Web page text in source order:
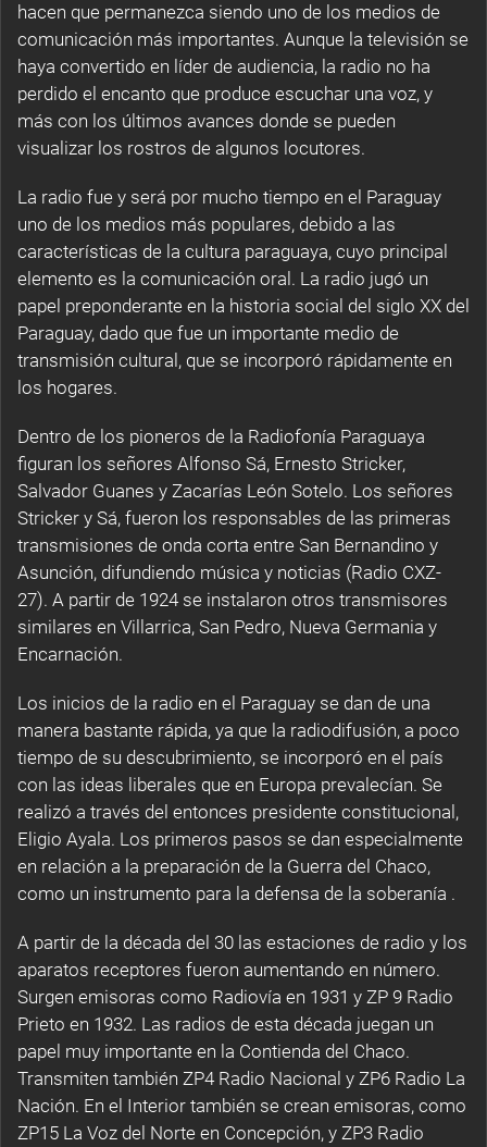
hacen que permanezca siendo uno de los medios de
comunicación más importantes. Aunque la televisión se
haya convertido en líder de audiencia, la radio no ha
perdido el encanto que produce escuchar una voz, y
más con los últimos avances donde se pueden
visualizar los rostros de algunos locutores.
La radio fue y será por mucho tiempo en el Paraguay
uno de los medios más populares, debido a las
características de la cultura paraguaya, cuyo principal
elemento es la comunicación oral. La radio jugó un
papel preponderante en la historia social del siglo XX del
Paraguay, dado que fue un importante medio de
transmisión cultural, que se incorporó rápidamente en
los hogares.
Dentro de los pioneros de la Radiofonía Paraguaya
figuran los señores Alfonso Sá, Ernesto Stricker,
Salvador Guanes y Zacarías León Sotelo. Los señores
Stricker y Sá, fueron los responsables de las primeras
transmisiones de onda corta entre San Bernandino y
Asunción, difundiendo música y noticias (Radio CXZ-
27). A partir de 1924 se instalaron otros transmisores
similares en Villarrica, San Pedro, Nueva Germania y
Encarnación.
Los inicios de la radio en el Paraguay se dan de una
manera bastante rápida, ya que la radiodifusión, a poco
tiempo de su descubrimiento, se incorporó en el país
con las ideas liberales que en Europa prevalecían. Se
realizó a través del entonces presidente constitucional,
Eligio Ayala. Los primeros pasos se dan especialmente
en relación a la preparación de la Guerra del Chaco,
como un instrumento para la defensa de la soberanía .
A partir de la década del 30 las estaciones de radio y los
aparatos receptores fueron aumentando en número.
Surgen emisoras como Radiovía en 1931 y ZP 9 Radio
Prieto en 1932. Las radios de esta década juegan un
papel muy importante en la Contienda del Chaco.
Transmiten también ZP4 Radio Nacional y ZP6 Radio La
Nación. En el Interior también se crean emisoras, como
ZP15 La Voz del Norte en Concepción, y ZP3 Radio